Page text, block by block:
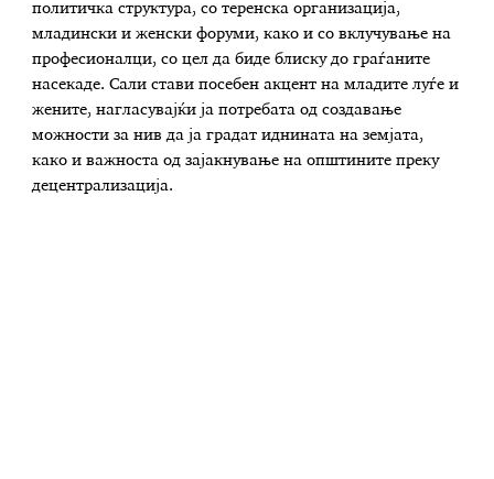
политичка структура, со теренска организација,
младински и женски форуми, како и со вклучување на
професионалци, со цел да биде блиску до граѓаните
насекаде. Сали стави посебен акцент на младите луѓе и
жените, нагласувајќи ја потребата од создавање
можности за нив да ја градат иднината на земјата,
како и важноста од зајакнување на општините преку
децентрализација.